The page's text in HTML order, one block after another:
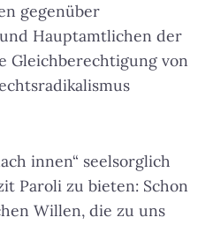
gegenüber
Hauptamtlichen der
Gleichberechtigung von
innen“ seelsorglich
Paroli zu bieten: Schon
Willen, die zu uns